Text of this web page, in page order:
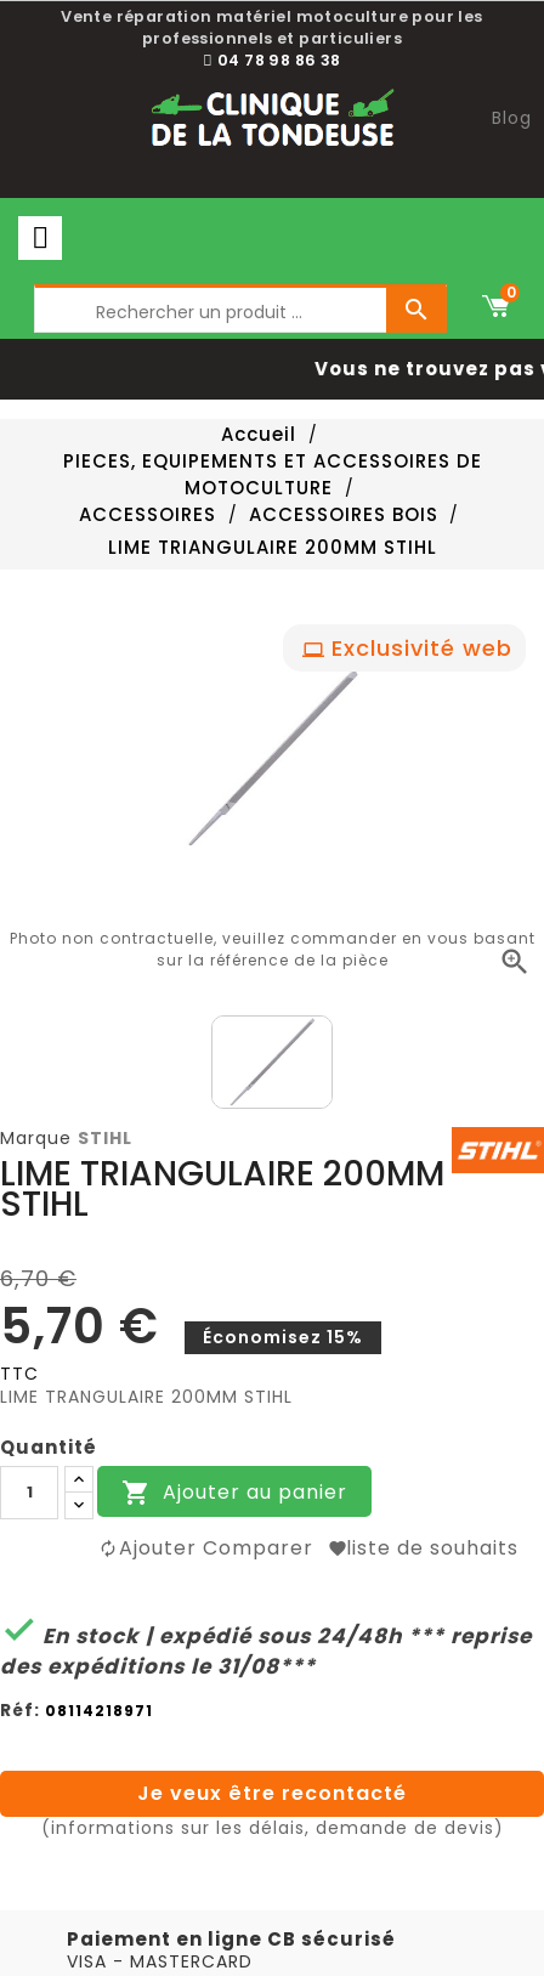
Vente réparation matériel motoculture pour les
professionnels et particuliers
04 78 98 86 38
Blog

0
Vous ne trouvez
Accueil
PIECES, EQUIPEMENTS ET ACCESSOIRES DE
MOTOCULTURE
ACCESSOIRES
ACCESSOIRES BOIS
LIME TRIANGULAIRE 200MM STIHL
Exclusivité web

Photo non contractuelle, veuillez commander en vous basant
sur la référence de la pièce
Marque STIHL
LIME TRIANGULAIRE 200MM
STIHL
6,70 €
5,70 €
Économisez 15%
TTC
LIME TRANGULAIRE 200MM STIHL
Quantité
 Ajouter au panier
Ajouter Comparer liste de souhaits
 En stock | expédié sous 24/48h *** reprise
des expéditions le 31/08***
Réf: 08114218971
Je veux être recontacté
(informations sur les délais, demande de devis)
Paiement en ligne CB sécurisé
VISA - MASTERCARD